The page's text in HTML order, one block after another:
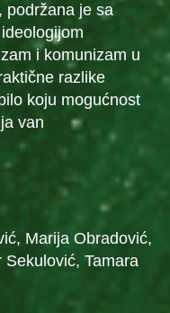
podržana je sa
i komunizam u
razlike
koju mogućnost
van
Marija Obradović,
Tamara